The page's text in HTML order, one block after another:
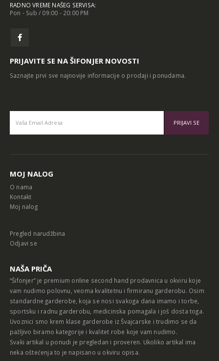
RADNO VREME NAŠEG SERVISA:
Pon - Sub / 09:00 - 20:00 PM
PRIJAVITE SE NA ŠIFONJER NOVOSTI
Saznajte prvi sve najnovije informacije o prodaji i ponudama.
MOJ NALOG
O nama
Kontakt
Moj nalog
Pregled narudžbina
Odjavi se
NAŠA PRIČA
“Šifonjer” je premium online second hand prodavnica u okviru koje
vam nudimo polovnu, veoma kvalitetnu i firmiranu garderobu. Osim
standardne garderobe, koja se nosi svakoga dana imamo i torbe,
sportsku i radnu garderobu, medicinska pomagala i još dosta toga.
Uvoznici smo krem klase garderobe iz Švajcarske i trudimo se da
pažljivo biramo kategorije i kvalitet robe koje vam nudimo.
Svaki artikal u ponudi je pregledan i proveren. Ukoliko artikal ima
neka oštećenja to je napisano u okviru opisa.